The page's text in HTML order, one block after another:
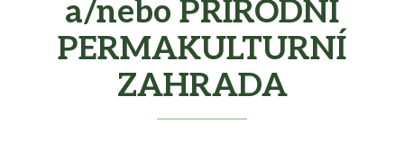
a/nebo PŘÍRODNÍ
PERMAKULTURNÍ
ZAHRADA